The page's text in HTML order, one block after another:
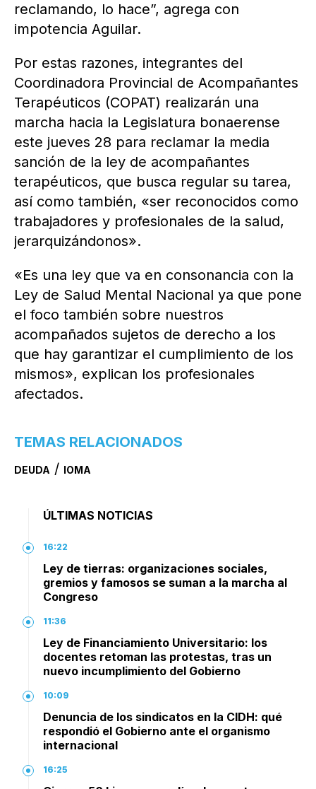
reclamando, lo hace”, agrega con
impotencia Aguilar.
Por estas razones, integrantes del
Coordinadora Provincial de Acompañantes
Terapéuticos (COPAT) realizarán una
marcha hacia la Legislatura bonaerense
este jueves 28 para reclamar la media
sanción de la ley de acompañantes
terapéuticos, que busca regular su tarea,
así como también, «ser reconocidos como
trabajadores y profesionales de la salud,
jerarquizándonos».
«Es una ley que va en consonancia con la
Ley de Salud Mental Nacional ya que pone
el foco también sobre nuestros
acompañados sujetos de derecho a los
que hay garantizar el cumplimiento de los
mismos», explican los profesionales
afectados.
TEMAS RELACIONADOS
DEUDA / IOMA
ÚLTIMAS NOTICIAS
16:22
Ley de tierras: organizaciones sociales,
gremios y famosos se suman a la marcha al
Congreso
11:36
Ley de Financiamiento Universitario: los
docentes retoman las protestas, tras un
nuevo incumplimiento del Gobierno
10:09
Denuncia de los sindicatos en la CIDH: qué
respondió el Gobierno ante el organismo
internacional
16:25